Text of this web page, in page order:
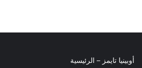
أوبينيا تايمز – الرئيسية